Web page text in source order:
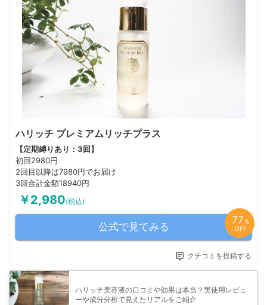
ハリッチ プレミアムリッチプラス
【定期縛りあり：3回】
初回2980円
2回目以降は7980円でお届け
3回合計金額18940円
￥2,980(税込)
公式で見てみる
77 ％
OFF
クチコミを投稿する
ハリッチ美容液の口コミや効果は本当？実使用レビュ
ーや成分分析で見えたリアルをご紹介